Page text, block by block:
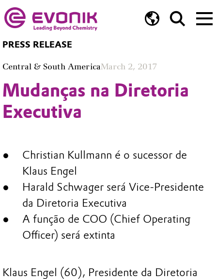
PRESS RELEASE
Central & South AmericaMarch 2, 2017
Mudanças na Diretoria
Executiva
Christian Kullmann é o sucessor de
Klaus Engel
Harald Schwager será Vice-Presidente
da Diretoria Executiva
A função de COO (Chief Operating
Officer) será extinta
Klaus Engel (60), Presidente da Diretoria